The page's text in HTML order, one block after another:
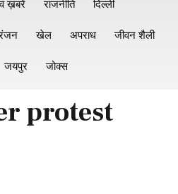
ख़बरें राजनीति दिल्ली
खेल अपराध जीवन शैली
जयपुर जोक्स
protest